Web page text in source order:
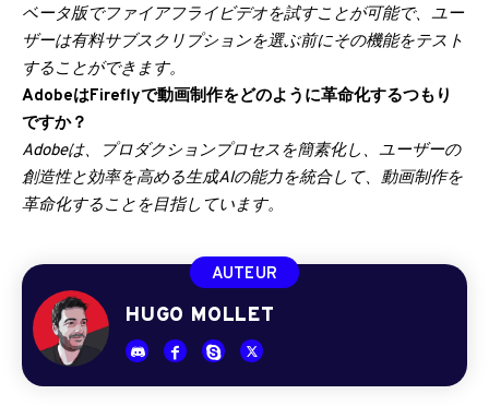
ベータ版でファイアフライビデオを試すことが可能で、ユー
ザーは有料サブスクリプションを選ぶ前にその機能をテスト
することができます。
AdobeはFireflyで動画制作をどのように革命化するつもり
ですか？
Adobeは、プロダクションプロセスを簡素化し、ユーザーの
創造性と効率を高める生成AIの能力を統合して、動画制作を
革命化することを目指しています。
AUTEUR
HUGO MOLLET